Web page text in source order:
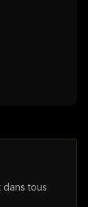
tous